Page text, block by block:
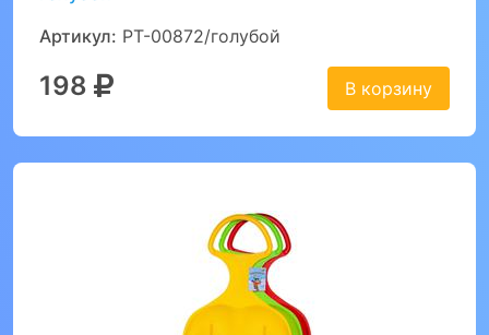
Артикул: PT-00872/голубой
198 В корзину